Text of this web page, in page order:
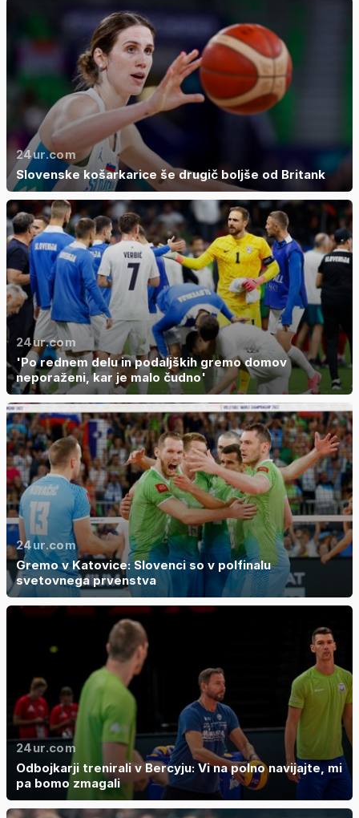
24ur.com
Slovenske košarkarice še drugič boljše od Britank
24ur.com
'Po rednem delu in podaljških gremo domov
neporaženi, kar je malo čudno'
24ur.com
Gremo v Katovice: Slovenci so v polfinalu
svetovnega prvenstva
24ur.com
Odbojkarji trenirali v Bercyju: Vi na polno navijajte, mi
pa bomo zmagali